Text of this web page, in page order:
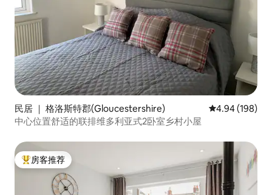
民居 ｜ 格洛斯特郡(Gloucestershire) 平均评分 4.94
4.94 (198)
中心位置舒适的联排维多利亚式2卧室乡村小屋
热门「房客推荐」
房客推荐